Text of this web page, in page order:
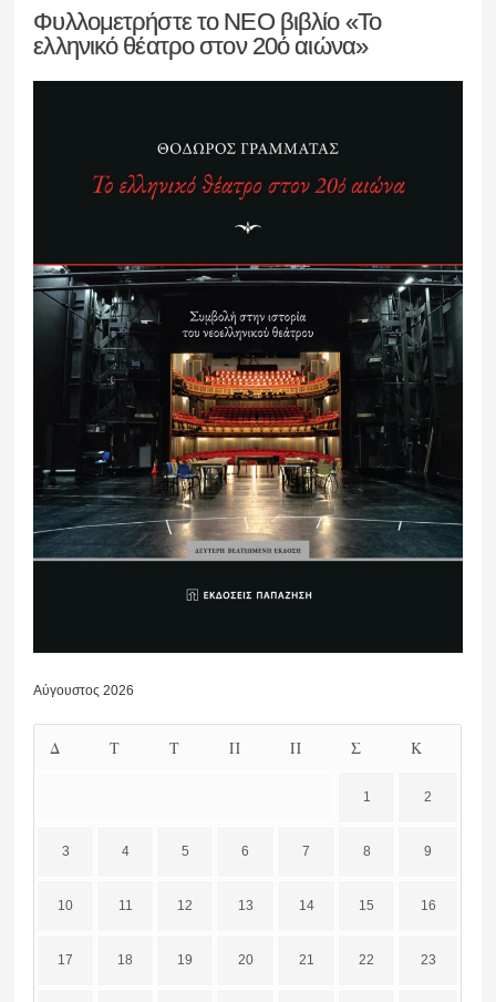
Φυλλομετρήστε το ΝΕΟ βιβλίο «Το
ελληνικό θέατρο στον 20ό αιώνα»
Αύγουστος 2026
Δ Τ Τ Π Π Σ Κ
1 2
3 4 5 6 7 8 9
10 11 12 13 14 15 16
17 18 19 20 21 22 23